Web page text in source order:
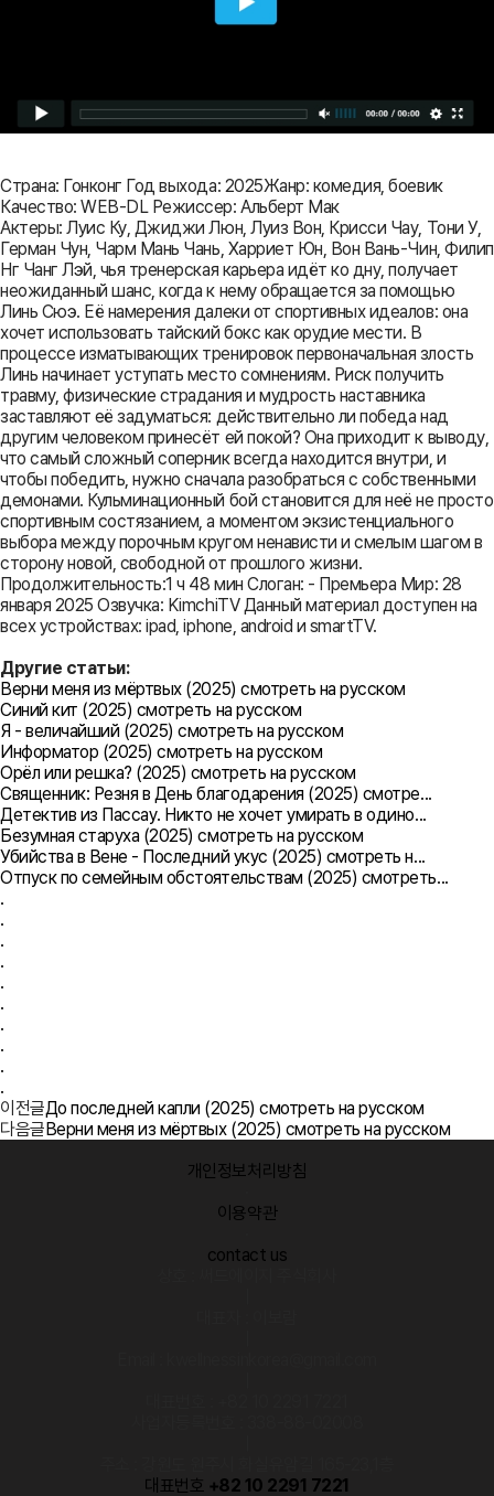
Страна: Гонконг Год выхода: 2025Жанр: комедия, боевик
Качество: WEB-DL Режиссер: Альберт Мак
Актеры: Луис Ку, Джиджи Люн, Луиз Вон, Крисси Чау, Тони У,
Герман Чун, Чарм Мань Чань, Харриет Юн, Вон Вань-Чин, Филип
Нг Чанг Лэй, чья тренерская карьера идёт ко дну, получает
неожиданный шанс, когда к нему обращается за помощью
Линь Сюэ. Её намерения далеки от спортивных идеалов: она
хочет использовать тайский бокс как орудие мести. В
процессе изматывающих тренировок первоначальная злость
Линь начинает уступать место сомнениям. Риск получить
травму, физические страдания и мудрость наставника
заставляют её задуматься: действительно ли победа над
другим человеком принесёт ей покой? Она приходит к выводу,
что самый сложный соперник всегда находится внутри, и
чтобы победить, нужно сначала разобраться с собственными
демонами. Кульминационный бой становится для неё не просто
спортивным состязанием, а моментом экзистенциального
выбора между порочным кругом ненависти и смелым шагом в
сторону новой, свободной от прошлого жизни.
Продолжительность:1 ч 48 мин Слоган: - Премьера Мир: 28
января 2025 Озвучка: KimchiTV Данный материал доступен на
всех устройствах: ipad, iphone, android и smartTV.
Другие статьи:
Верни меня из мёртвых (2025) смотреть на русском
Синий кит (2025) смотреть на русском
Я - величайший (2025) смотреть на русском
Информатор (2025) смотреть на русском
Орёл или решка? (2025) смотреть на русском
Священник: Резня в День благодарения (2025) смотре...
Детектив из Пассау. Никто не хочет умирать в одино...
Безумная старуха (2025) смотреть на русском
Убийства в Вене - Последний укус (2025) смотреть н...
Отпуск по семейным обстоятельствам (2025) смотреть...
.
.
.
.
.
.
.
.
.
.
이전글До последней капли (2025) смотреть на русском
다음글Верни меня из мёртвых (2025) смотреть на русском
개인정보처리방침
이용약관
contact us
대표번호 +82 10 2291 7221